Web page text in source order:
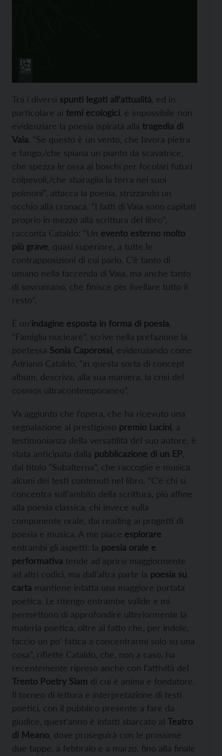
Tra i diversi spunti legati all’attualità , ed in
particolare ai temi ecologici , è impossibile non
evidenziare la poesia ispirata alla tragedia di
Vaia. “Se questo è un vento, che lavora pietra
e fango,/che spiana un pianto da scavatrice,
che spezza le ossa ai boschi per focolari futuri
colpevoli,/che sbaraglia la terra nei suoi
polmoni”, attacca la poesia, strizzando un
occhio alla cronaca. “I fatti di Vaia sono capitati
proprio in mezzo alla scrittura del libro”,
racconta Cataldo: “Un evento esterno molto
più grave , quasi superiore, a tutte le
contrapposizioni di cui parlo. C’è tanto di
umano nella faccenda di Vaia, ma anche tanto
di sovrumano, che finisce per livellare tutto il
resto”.
È un’indagine esposta in forma di poesia
“Famiglia nucleare”, scrive nella prefazione la
poetessa Sonia Caporossi , evidenziando come
Adriano Cataldo, “in questa sorta di concept
album, descriva, alla sua maniera, la crisi del
cosmos ultracontemporaneo”.
Va aggiunto che l’opera, che ha ricevuto una
segnalazione al prestigioso premio Lucini , a
testimonianza della versatilità del suo autore, è
stata anticipata dalla pubblicazione di un EP
dal titolo “Subalterna”, che raccoglie e musica
alcuni dei testi contenuti nel libro. “C’è chi si
concentra sull’ambito della scrittura, più affine
alla poesia classica, chi invece sulla
componente orale, dai reading ai progetti di
poesia e musica. A me piace esplorare
entrambi gli aspetti: la poesia orale e
performativa tende ad aprirsi maggiormente
ad altri codici, ma dall’altra parte la poesia su
carta mantiene intatta una maggiore portata
poetica. Le ritengo entrambe valide e mi
permettono di approfondire ulteriormente la
materia poetica, oltre al fatto che, per indole,
faccio un po’ fatica a concentrarmi solo su una
cosa”, riflette Cataldo, che, non a caso, ha
recentemente ripreso anche con l’attività del
Trento Poetry Slam di cui è anima e fondatore.
Il torneo di lettura e interpretazione di testi
poetici, con il pubblico presente a fare da
giudice, quest’anno è infatti sbarcato al Teatro
di Meano , dove proseguirà con le prossime
due tappe, a febbraio e a marzo, fino alla finale